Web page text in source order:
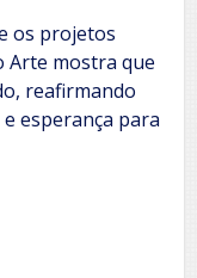
os projetos
Arte mostra que
reafirmando
esperança para